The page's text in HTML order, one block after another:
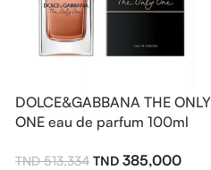
DOLCE&GABBANA THE ONLY
ONE eau de parfum 100ml
513,334 385,000